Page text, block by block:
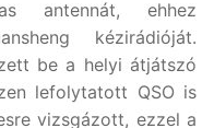
antennát, ehhez
kézirádióját.
be a helyi átjátszó
lefolytatott QSO is
vizsgázott, ezzel a